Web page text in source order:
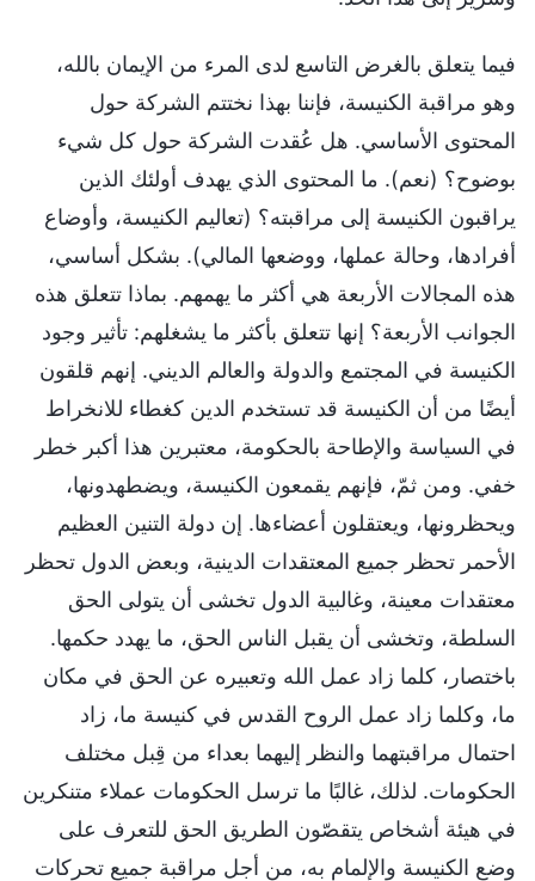
فيما يتعلق بالغرض التاسع لدى المرء من الإيمان بالله،
وهو مراقبة الكنيسة، فإننا بهذا نختتم الشركة حول
المحتوى الأساسي. هل عُقدت الشركة حول كل شيء
بوضوح؟ (نعم). ما المحتوى الذي يهدف أولئك الذين
يراقبون الكنيسة إلى مراقبته؟ (تعاليم الكنيسة، وأوضاع
أفرادها، وحالة عملها، ووضعها المالي). بشكل أساسي،
هذه المجالات الأربعة هي أكثر ما يهمهم. بماذا تتعلق هذه
الجوانب الأربعة؟ إنها تتعلق بأكثر ما يشغلهم: تأثير وجود
الكنيسة في المجتمع والدولة والعالم الديني. إنهم قلقون
أيضًا من أن الكنيسة قد تستخدم الدين كغطاء للانخراط
في السياسة والإطاحة بالحكومة، معتبرين هذا أكبر خطر
خفي. ومن ثمّ، فإنهم يقمعون الكنيسة، ويضطهدونها،
ويحظرونها، ويعتقلون أعضاءها. إن دولة التنين العظيم
الأحمر تحظر جميع المعتقدات الدينية، وبعض الدول تحظر
معتقدات معينة، وغالبية الدول تخشى أن يتولى الحق
السلطة، وتخشى أن يقبل الناس الحق، ما يهدد حكمها.
باختصار، كلما زاد عمل الله وتعبيره عن الحق في مكان
ما، وكلما زاد عمل الروح القدس في كنيسة ما، زاد
احتمال مراقبتهما والنظر إليهما بعداء من قِبل مختلف
الحكومات. لذلك، غالبًا ما ترسل الحكومات عملاء متنكرين
في هيئة أشخاص يتقصّون الطريق الحق للتعرف على
وضع الكنيسة والإلمام به، من أجل مراقبة جميع تحركات